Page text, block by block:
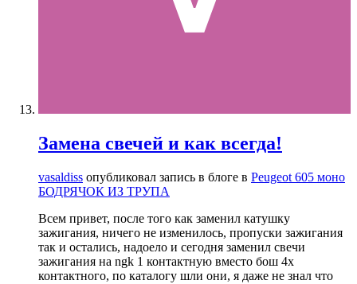
Замена свечей и как всегда!
vasaldiss опубликовал запись в блоге в Peugeot 605 моно
БОДРЯЧОК ИЗ ТРУПА
Всем привет, после того как заменил катушку
зажигания, ничего не изменилось, пропуски зажигания
так и остались, надоело и сегодня заменил свечи
зажигания на ngk 1 контактную вместо бош 4х
контактного, по каталогу шли они, я даже не знал что